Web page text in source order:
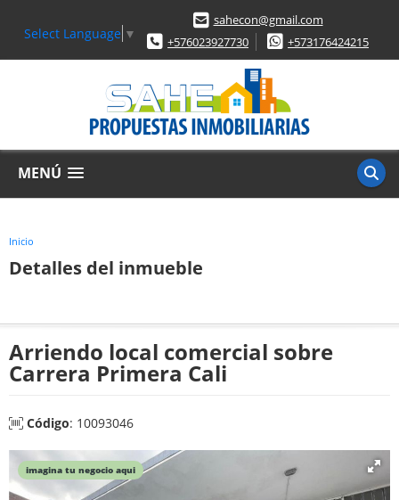
Select Language ▼
sahecon@gmail.com
+576023927730
+573176424215
MENÚ
Inicio
Detalles del inmueble
Arriendo local comercial sobre
Carrera Primera Cali
Código: 10093046
imagina tu negocio aqui